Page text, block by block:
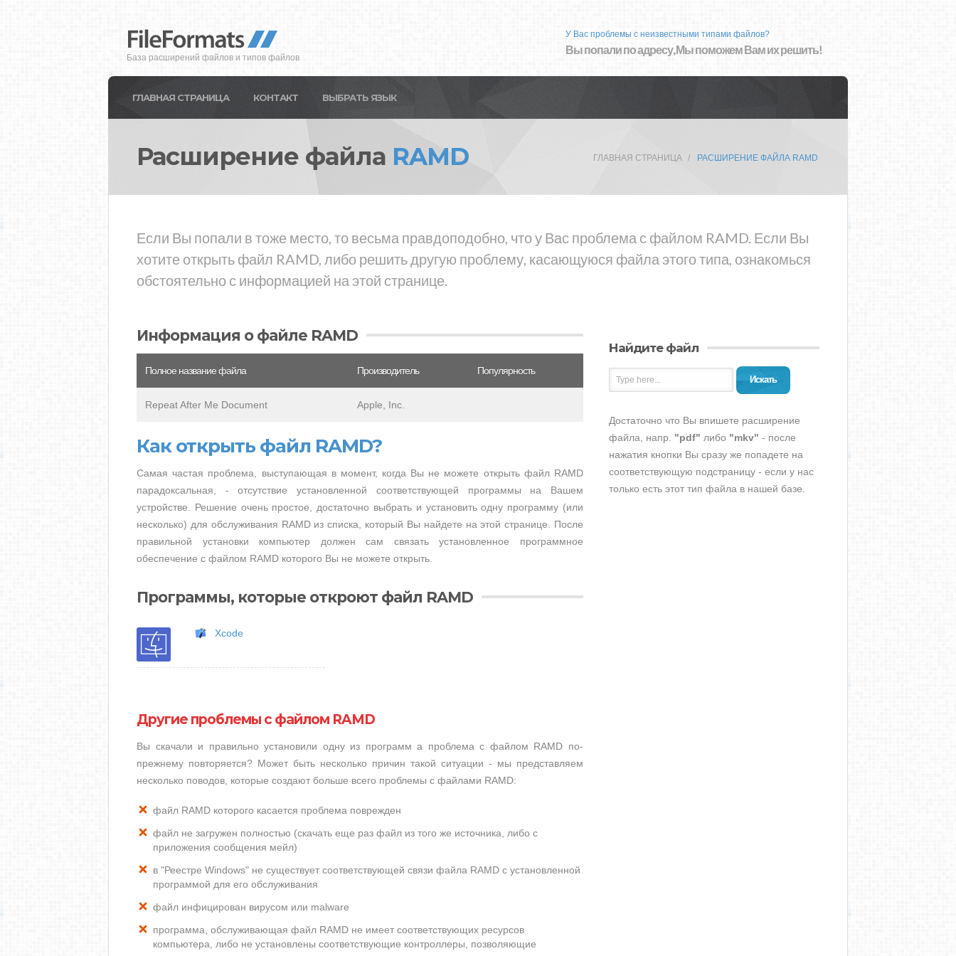
База расширений файлов и типов файлов
У Вас проблемы с неизвестными типами файлов?
Вы попали по адресу, Мы поможем Вам их решить!
ГЛАВНАЯ СТРАНИЦА КОНТАКТ ВЫБРАТЬ ЯЗЫК
Расширение файла RAMD ГЛАВНАЯ СТРАНИЦА РАСШИРЕНИЕ ФАЙЛА RAMD
Если Вы попали в тоже место, то весьма правдоподобно, что у Вас проблема с файлом RAMD. Если Вы
хотите открыть файл RAMD, либо решить другую проблему, касающуюся файла этого типа, ознакомься
обстоятельно с информацией на этой странице.
Информация о файле RAMD
Полное название файла Производитель Популярность
Repeat After Me Document Apple, Inc.
Как открыть файл RAMD?
Самая частая проблема, выступающая в момент, когда Вы не можете открыть файл RAMD
парадоксальная, - отсутствие установленной соответствующей программы на Вашем
устройстве. Решение очень простое, достаточно выбрать и установить одну программу (или
несколько) для обслуживания RAMD из списка, который Вы найдете на этой странице. После
правильной установки компьютер должен сам связать установленное программное
обеспечение с файлом RAMD которого Вы не можете открыть.
Программы, которые откроют файл RAMD
Xcode
Другие проблемы с файлом RAMD
Вы скачали и правильно установили одну из программ а проблема с файлом RAMD по-
прежнему повторяется? Может быть несколько причин такой ситуации - мы представляем
несколько поводов, которые создают больше всего проблемы с файлами RAMD:
файл RAMD которого касается проблема поврежден
файл не загружен полностью (скачать еще раз файл из того же источника, либо с
приложения сообщения мейл)
в "Реестре Windows" не существует соответствующей связи файла RAMD с установленной
программой для его обслуживания
файл инфицирован вирусом или malware
программа, обслуживающая файл RAMD не имеет соответствующих ресурсов
компьютера, либо не установлены соответствующие контроллеры, позволяющие
Найдите файл
Искать
Достаточно что Вы впишете расширение
файла, напр. "pdf" либо "mkv" - после
нажатия кнопки Вы сразу же попадете на
соответствующую подстраницу - если у нас
только есть этот тип файла в нашей базе.